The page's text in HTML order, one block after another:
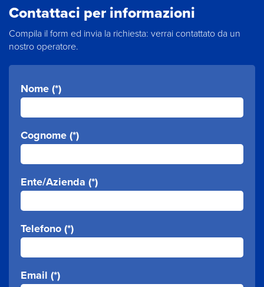
Contattaci per informazioni
Compila il form ed invia la richiesta: verrai contattato da un
nostro operatore.
Nome (*)
Cognome (*)
Ente/Azienda (*)
Telefono (*)
Email (*)